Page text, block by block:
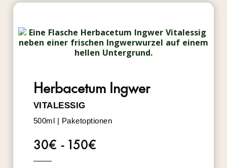
Herbacetum Ingwer
VITALESSIG
500ml | Paketoptionen
30€ - 150€